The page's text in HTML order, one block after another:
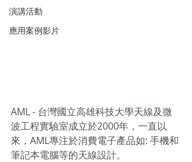
演講活動
應用案例影片
AML - 台灣國立高雄科技大學天線及微
波工程實驗室成立於2000年，一直以
來，AML專注於消費電子產品如: 手機和
筆記本電腦等的天線設計。